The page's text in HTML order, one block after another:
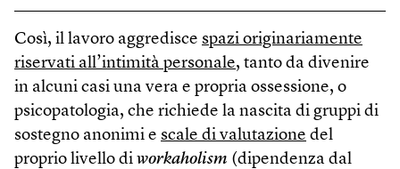
Così, il lavoro aggredisce spazi originariamente
riservati all’intimità personale, tanto da divenire
in alcuni casi una vera e propria ossessione, o
psicopatologia, che richiede la nascita di gruppi di
sostegno anonimi e scale di valutazione del
proprio livello di workaholism (dipendenza dal